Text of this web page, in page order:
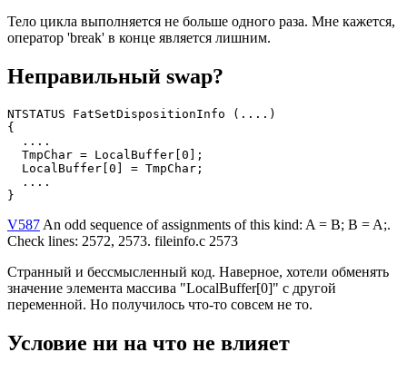
Тело цикла выполняется не больше одного раза. Мне кажется,
оператор 'break' в конце является лишним.
Неправильный swap?
NTSTATUS FatSetDispositionInfo (....)
{
  ....
  TmpChar = LocalBuffer[0];
  LocalBuffer[0] = TmpChar;
  ....
}
V587 An odd sequence of assignments of this kind: A = B; B = A;.
Check lines: 2572, 2573. fileinfo.c 2573
Странный и бессмысленный код. Наверное, хотели обменять
значение элемента массива "LocalBuffer[0]" с другой
переменной. Но получилось что-то совсем не то.
Условие ни на что не влияет